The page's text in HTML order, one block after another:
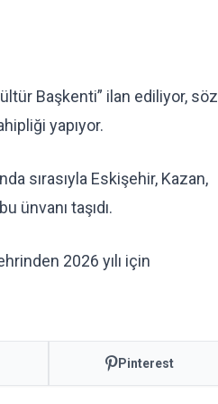
Başkenti” ilan ediliyor, söz
yapıyor.
sırasıyla Eskişehir, Kazan,
ünvanı taşıdı.
2026 yılı için
Pinterest